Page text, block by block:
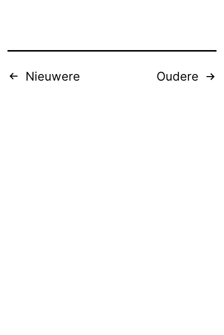
Berichten
Nieuwere Oudere